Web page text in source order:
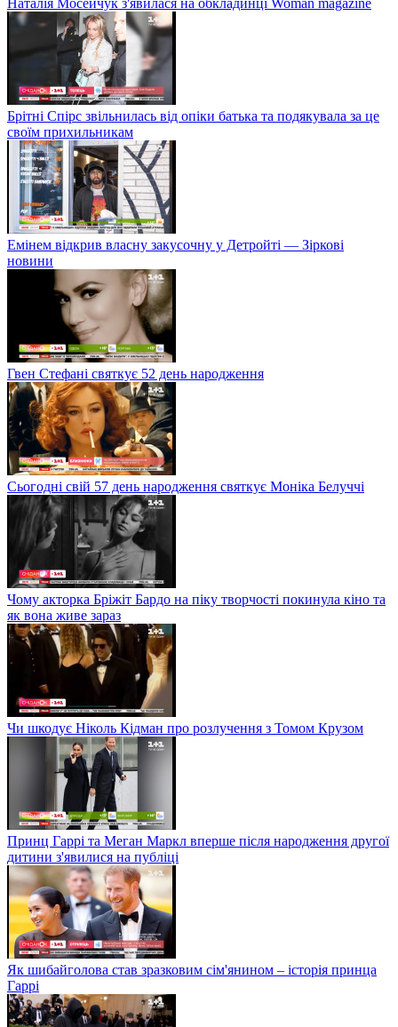
Брітні Спірс звільнилась від опіки батька та подякувала за це
своїм прихильникам
Емінем відкрив власну закусочну у Детройті — Зіркові
новини
Гвен Стефані святкує 52 день народження
Сьогодні свій 57 день народження святкує Моніка Белуччі
Чому акторка Бріжіт Бардо на піку творчості покинула кіно та
як вона живе зараз
Чи шкодує Ніколь Кідман про розлучення з Томом Крузом
Принц Гаррі та Меган Маркл вперше після народження другої
дитини з'явилися на публіці
Як шибайголова став зразковим сім'янином – історія принца
Гаррі